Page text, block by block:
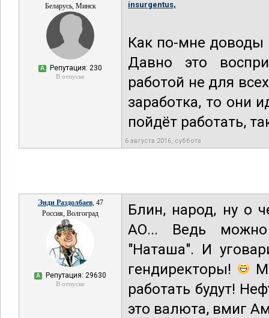
Беларусь, Минск
А Репутация: 230
В отпуске
insurgentus,
Как по-мне доводы
Давно это
работой не для
заработка, то они
пойдёт работать,
6 августа 2016, суббота
Энди Раздолбаев, 47
Россия, Волгоград
А Репутация: 29630
В отпуске
Блин, народ, ну о
АО... Ведь можно
"Наташа". И
гендиректоры!
работать будут!
это валюта, вмиг